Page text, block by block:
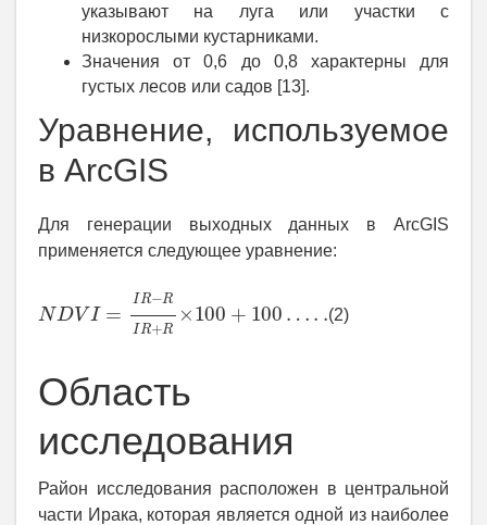
указывают на луга или участки с
низкорослыми кустарниками.
Значения от 0,6 до 0,8 характерны для
густых лесов или садов [13].
Уравнение, используемое
в ArcGIS
Для генерации выходных данных в ArcGIS
применяется следующее уравнение:
NDVI=I RIR+ ×100 +100
(2)
Область
исследования
Район исследования расположен в центральной
части Ирака, которая является одной из наиболее